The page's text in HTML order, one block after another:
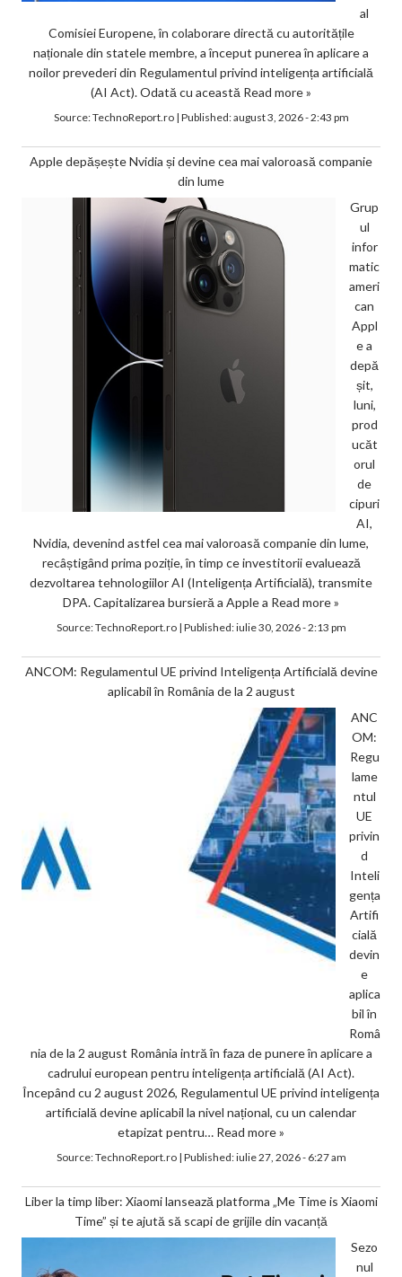
al
Comisiei Europene, în colaborare directă cu autoritățile
naționale din statele membre, a început punerea în aplicare a
noilor prevederi din Regulamentul privind inteligența artificială
(AI Act). Odată cu această Read more »
Source:TechnoReport.ro| Published:august 3, 2026 - 2:43 pm
Apple depășește Nvidia și devine cea mai valoroasă companie
din lume
Grup
ul
infor
matic
ameri
can
Appl
e a
depă
șit,
luni,
prod
ucăt
orul
de
cipuri
AI,
Nvidia, devenind astfel cea mai valoroasă companie din lume,
recâștigând prima poziție, în timp ce investitorii evaluează
dezvoltarea tehnologiilor AI (Inteligența Artificială), transmite
DPA. Capitalizarea bursieră a Apple a Read more »
Source:TechnoReport.ro| Published:iulie 30, 2026 - 2:13 pm
ANCOM: Regulamentul UE privind Inteligența Artificială devine
aplicabil în România de la 2 august
ANC
OM:
Regu
lame
ntul
UE
privin
d
Inteli
gența
Artifi
cială
devin
e
aplica
bil în
Româ
nia de la 2 august România intră în faza de punere în aplicare a
cadrului european pentru inteligența artificială (AI Act).
Începând cu 2 august 2026, Regulamentul UE privind inteligența
artificială devine aplicabil la nivel național, cu un calendar
etapizat pentru… Read more »
Source:TechnoReport.ro| Published:iulie 27, 2026 - 6:27 am
Liber la timp liber: Xiaomi lansează platforma „Me Time is Xiaomi
Time” și te ajută să scapi de grijile din vacanță
Sezo
nul